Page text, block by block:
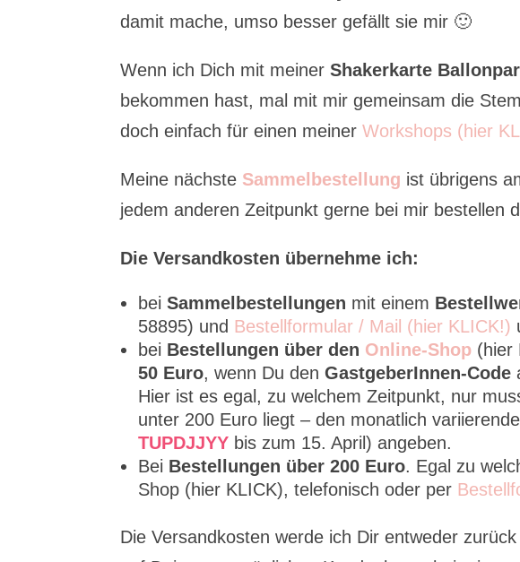
damit mache, umso besser gefällt sie mir 🙂
Wenn ich Dich mit meinerShakerkarte
bekommen hast, mal mit mir gemeinsam die
doch einfach für einen meinerWorkshops (hier
Meine nächste Sammelbestellung ist übrigens
jedem anderen Zeitpunkt gerne bei mir bestellen
Die Versandkosten übernehme ich:
beiSammelbestellungen mit einem
58895) und Bestellformular / Mail (hier KLICK!)
bei Bestellungen über den Online-Shop (hier
50 Euro, wenn Du denGastgeberInnen-Code
Hier ist es egal, zu welchem Zeitpunkt, nur
unter 200 Euro liegt – den monatlich
TUPDJJYY bis zum 15. April) angeben.
Bei Bestellungen über 200 Euro. Egal zu
Shop (hier KLICK), telefonisch oder per
Die Versandkosten werde ich Dir entweder